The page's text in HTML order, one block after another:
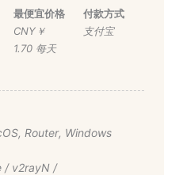
最便宜价格
CNY￥
1.70 每天
付款方式
支付宝
, Router, Windows
/ v2rayN/